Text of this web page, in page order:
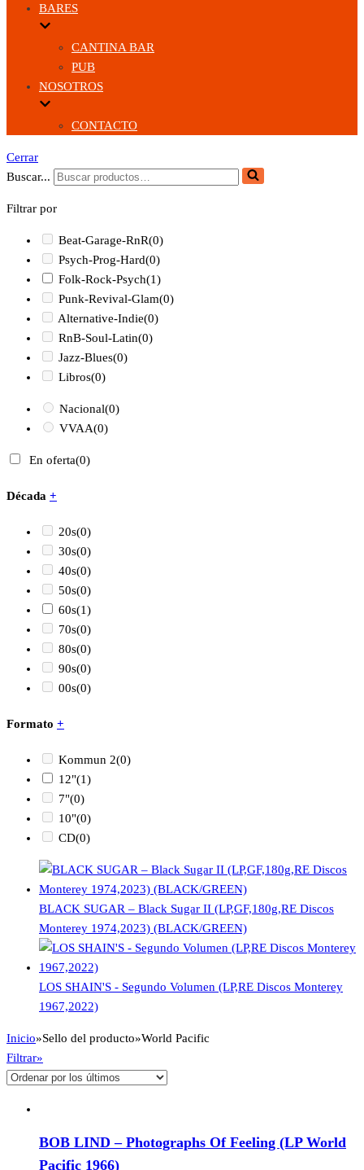
BARES
CANTINA BAR
PUB
NOSOTROS
CONTACTO
Cerrar
Buscar...
Filtrar por
Beat-Garage-RnR(0)
Psych-Prog-Hard(0)
Folk-Rock-Psych(1)
Punk-Revival-Glam(0)
Alternative-Indie(0)
RnB-Soul-Latin(0)
Jazz-Blues(0)
Libros(0)
Nacional(0)
VVAA(0)
En oferta(0)
Década +
20s(0)
30s(0)
40s(0)
50s(0)
60s(1)
70s(0)
80s(0)
90s(0)
00s(0)
Formato +
Kommun 2(0)
12"(1)
7"(0)
10"(0)
CD(0)
BLACK SUGAR – Black Sugar II (LP,GF,180g,RE Discos
Monterey 1974,2023) (BLACK/GREEN)
LOS SHAIN'S - Segundo Volumen (LP,RE Discos Monterey
1967,2022)
Inicio»Sello del producto»World Pacific
Filtrar»
BOB LIND – Photographs Of Feeling (LP World
Pacific 1966)